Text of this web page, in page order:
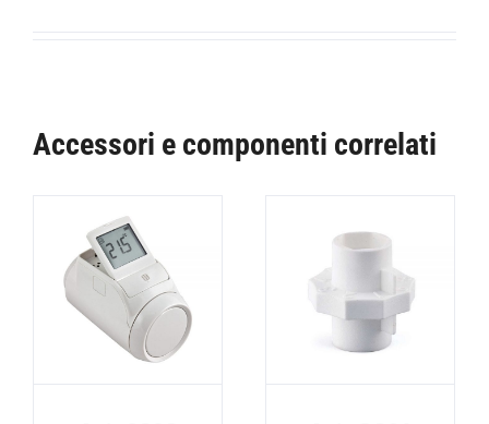
Accessori e componenti correlati